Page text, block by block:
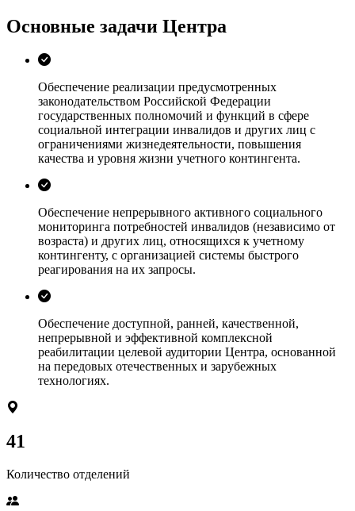
Основные задачи Центра
Обеспечение реализации предусмотренных
законодательством Российской Федерации
государственных полномочий и функций в сфере
социальной интеграции инвалидов и других лиц с
ограничениями жизнедеятельности, повышения
качества и уровня жизни учетного контингента.
Обеспечение непрерывного активного социального
мониторинга потребностей инвалидов (независимо от
возраста) и других лиц, относящихся к учетному
контингенту, с организацией системы быстрого
реагирования на их запросы.
Обеспечение доступной, ранней, качественной,
непрерывной и эффективной комплексной
реабилитации целевой аудитории Центра, основанной
на передовых отечественных и зарубежных
технологиях.
41
Количество отделений